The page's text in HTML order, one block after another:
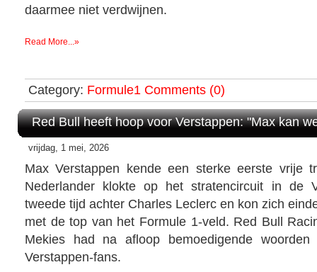
daarmee niet verdwijnen.
Read More...»
Category: Formule1 Comments (0)
Red Bull heeft hoop voor Verstappen: "Max kan
vrijdag, 1 mei, 2026
Max Verstappen kende een sterke eerste vrije
Nederlander klokte op het stratencircuit in de
tweede tijd achter Charles Leclerc en kon zich
met de top van het Formule 1-veld. Red Bull
Mekies had na afloop bemoedigende
Verstappen-fans.